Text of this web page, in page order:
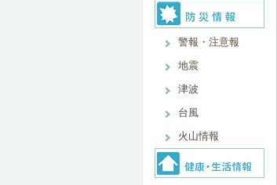
警報・注意報
地震
津波
台風
火山情報